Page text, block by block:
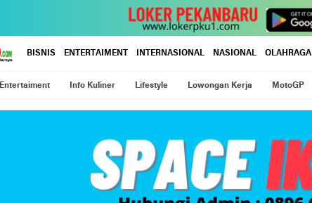
BISNIS ENTERTAIMENT INTERNASIONAL NASIONAL OLAHRAGA
Entertaiment Info Kuliner Lifestyle Lowongan Kerja MotoGP